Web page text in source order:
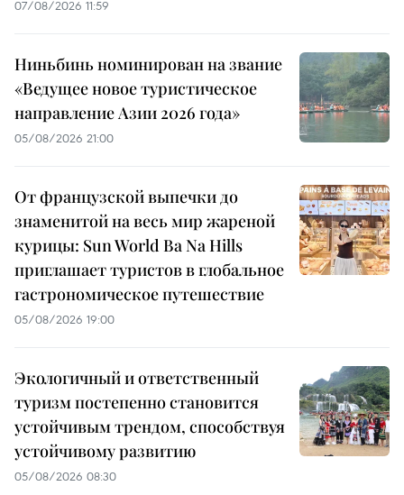
07/08/2026 11:59
Ниньбинь номинирован на звание
«Ведущее новое туристическое
направление Азии 2026 года»
05/08/2026 21:00
От французской выпечки до
знаменитой на весь мир жареной
курицы: Sun World Ba Na Hills
приглашает туристов в глобальное
гастрономическое путешествие
05/08/2026 19:00
Экологичный и ответственный
туризм постепенно становится
устойчивым трендом, способствуя
устойчивому развитию
05/08/2026 08:30